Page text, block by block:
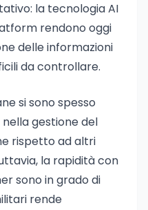
la tecnologia AI
rendono oggi
delle informazioni
da controllare.
si sono spesso
gestione del
rispetto ad altri
la rapidità con
sono in grado di
rende